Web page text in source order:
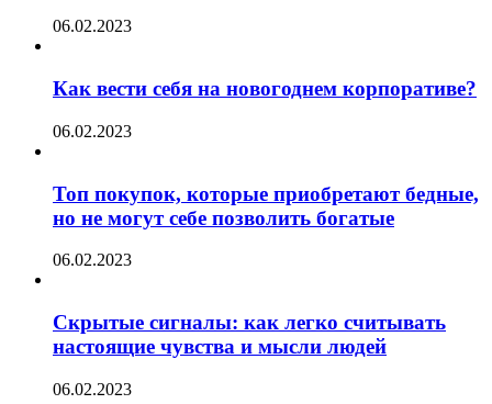
06.02.2023
Как вести себя на новогоднем корпоративе?
06.02.2023
Топ покупок, которые приобретают бедные,
но не могут себе позволить богатые
06.02.2023
Скрытые сигналы: как легко считывать
настоящие чувства и мысли людей
06.02.2023